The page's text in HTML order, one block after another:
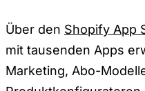
Über den Shopify App
mit tausenden Apps
Marketing, Abo-